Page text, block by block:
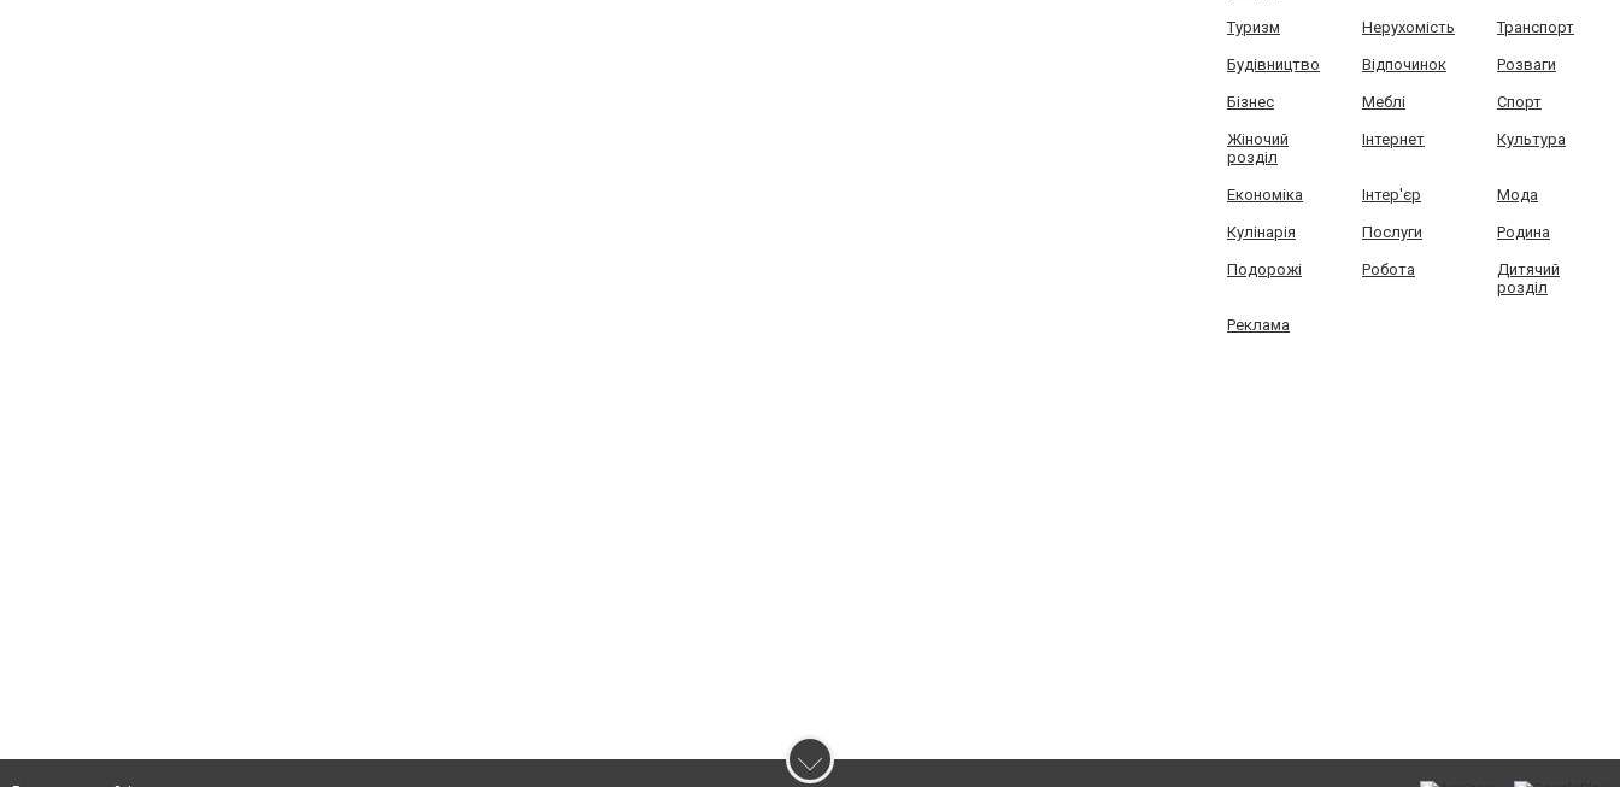
Туризм Нерухомість Транспорт
Будівництво Відпочинок Розваги
Бізнес Меблі Спорт
Жіночий
розділ
Інтернет Культура
Економіка Інтер'єр Мода
Кулінарія Послуги Родина
Подорожі Робота
Дитячий
розділ
Реклама